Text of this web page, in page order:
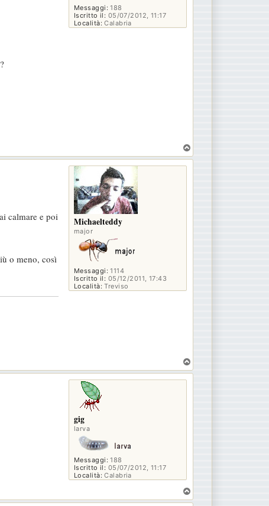
Messaggi: 188
Iscritto il: 05/07/2012, 11:17
Località: Calabria
o
Michaelteddy
major
Messaggi: 1114
Iscritto il: 05/12/2011, 17:43
Località: Treviso
calmare e poi
o meno, così
o
gig
larva
Messaggi: 188
Iscritto il: 05/07/2012, 11:17
Località: Calabria
o